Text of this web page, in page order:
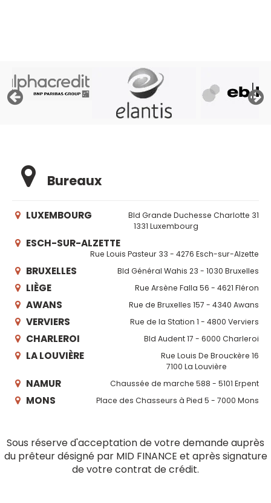
Bureaux
LUXEMBOURG
Bld Grande Duchesse Charlotte 31
1331 Luxembourg
ESCH-SUR-ALZETTE
Rue Louis Pasteur 33 - 4276 Esch-sur-Alzette
BRUXELLES Bld Général Wahis 23 - 1030 Bruxelles
LIÈGE Rue Arsène Falla 56 - 4621 Fléron
AWANS Rue de Bruxelles 157 - 4340 Awans
VERVIERS Rue de la Station 1 - 4800 Verviers
CHARLEROI Bld Audent 17 - 6000 Charleroi
LA LOUVIÈRE
Rue Louis De Brouckère 16
7100 La Louvière
NAMUR Chaussée de marche 588 - 5101 Erpent
MONS Place des Chasseurs à Pied 5 - 7000 Mons
Sous réserve d'acceptation de votre demande auprès
du prêteur désigné par MID FINANCE et après signature
de votre contrat de crédit.